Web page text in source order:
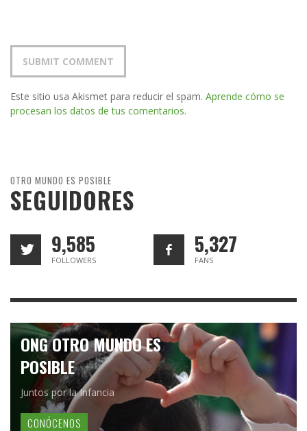
Este sitio usa Akismet para reducir el spam. Aprende cómo se
procesan los datos de tus comentarios.
OTRO MUNDO ES POSIBLE
SEGUIDORES
9,585
FOLLOWERS
5,327
FANS
ONG OTRO MUNDO ES
POSIBLE
Juntos por la Infancia
CONÓCENOS